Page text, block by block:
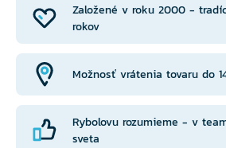
Založené v roku 2000 -
rokov
Možnosť vrátenia tovaru do
Rybolovu rozumieme - v
sveta